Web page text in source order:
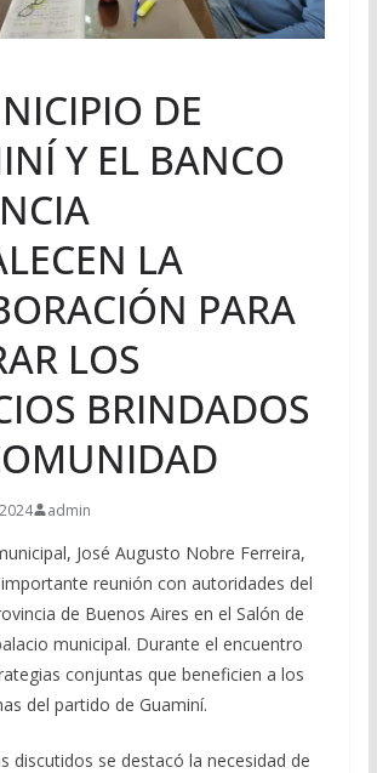
DE
Y EL BANCO
LA
PARA
LOS
BRINDADOS
admin
José Augusto Nobre Ferreira,
reunión con autoridades del
de Buenos Aires en el Salón de
municipal. Durante el encuentro
conjuntas que beneficien a los
del partido de Guaminí.
discutidos se destacó la necesidad de